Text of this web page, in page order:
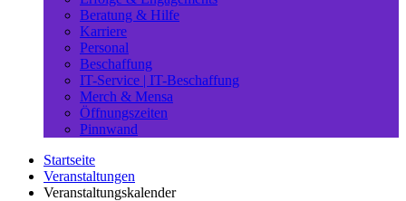
Beratung & Hilfe
Karriere
Personal
Beschaffung
IT-Service | IT-Beschaffung
Merch & Mensa
Öffnungszeiten
Pinnwand
Startseite
Veranstaltungen
Veranstaltungskalender